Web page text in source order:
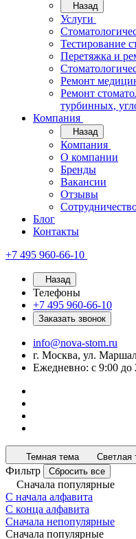
Назад
Услуги
Тестирование
Перетяжка и
Ремонт
Ремонт
турбинных,
Компания
Назад
Компания
О компании
Бренды
Вакансии
Отзывы
Блог
Контакты
+7 495 960-66-10
Назад
Телефоны
+7 495 960-66-10
Заказать звонок
info@nova-stom.ru
г. Москва, ул.
Ежедневно: с 9:00 до
Темная тема Светлая
Фильтр Сбросить все
Сначала популярные
С начала алфавита
С конца алфавита
Сначала непопулярные
Сначала популярные